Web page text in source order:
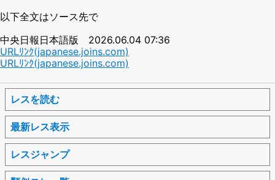
以下全文はソース先で
中央日報日本語版 2026.06.04 07:36
URLﾘﾝｸ(japanese.joins.com)
URLﾘﾝｸ(japanese.joins.com)
レスを読む
最新レス表示
レスジャンプ